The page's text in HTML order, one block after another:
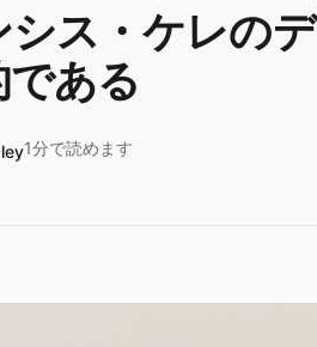
シス・ケレの
ある
1分で読めます